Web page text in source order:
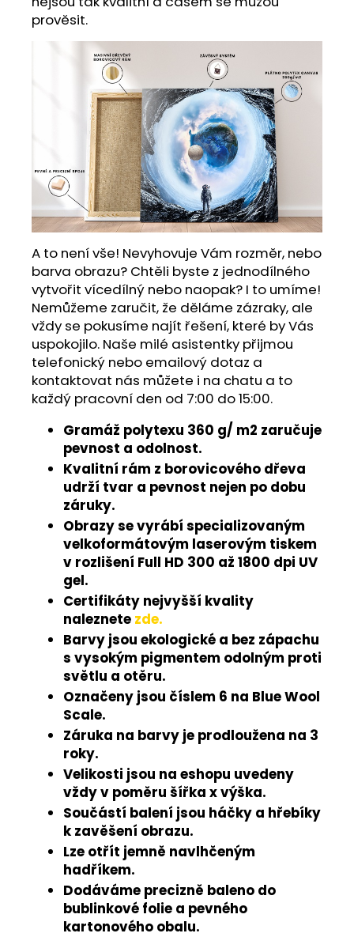
prověsit.
A to není vše! Nevyhovuje Vám rozměr, nebo
barva obrazu? Chtěli byste z jednodílného
vytvořit vícedílný nebo naopak? I to umíme!
Nemůžeme zaručit, že děláme zázraky, ale
vždy se pokusíme najít řešení, které by Vás
uspokojilo. Naše milé asistentky přijmou
telefonický nebo emailový dotaz a
kontaktovat nás můžete i na chatu a to
každý pracovní den od 7:00 do 15:00.
Gramáž polytexu 360 g/ m2 zaručuje
pevnost a odolnost.
Kvalitní rám z borovicového dřeva
udrží tvar a pevnost nejen po dobu
záruky.
Obrazy se vyrábí specializovaným
velkoformátovým laserovým tiskem
v rozlišení Full HD 300 až 1800 dpi UV
gel.
Certifikáty nejvyšší kvality
naleznete zde.
Barvy jsou ekologické a bez zápachu
s vysokým pigmentem odolným proti
světlu a otěru.
Označeny jsou číslem 6 na Blue Wool
Scale.
Záruka na barvy je prodloužena na 3
roky.
Velikosti jsou na eshopu uvedeny
vždy v poměru šířka x výška.
Součástí balení jsou háčky a hřebíky
k zavěšení obrazu.
Lze otřít jemně navlhčeným
hadříkem.
Dodáváme precizně baleno do
bublinkové folie a pevného
kartonového obalu.